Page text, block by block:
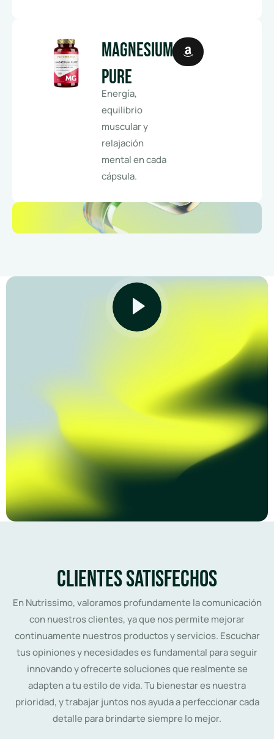
Magnesium
Pure
Energía,
equilibrio
muscular y
relajación
mental en cada
cápsula.
Clientes satisfechos
En Nutrissimo, valoramos profundamente la comunicación
con nuestros clientes, ya que nos permite mejorar
continuamente nuestros productos y servicios. Escuchar
tus opiniones y necesidades es fundamental para seguir
innovando y ofrecerte soluciones que realmente se
adapten a tu estilo de vida. Tu bienestar es nuestra
prioridad, y trabajar juntos nos ayuda a perfeccionar cada
detalle para brindarte siempre lo mejor.